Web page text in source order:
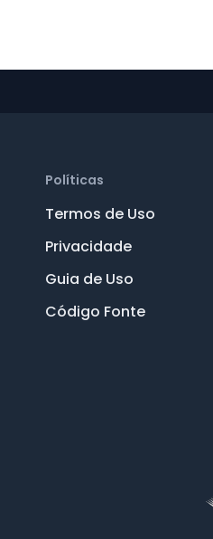
Políticas
Termos de Uso
Privacidade
Guia de Uso
Código Fonte